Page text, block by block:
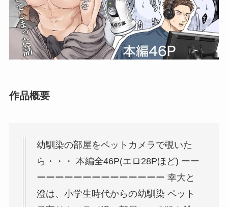
作品概要
幼馴染の部屋をペットカメラで覗いた
ら・・・ 本編全46P(エロ28Pほど) ーー
ーーーーーーーーーーーーーー 幸大と
澄は、小学生時代からの幼馴染 ペット